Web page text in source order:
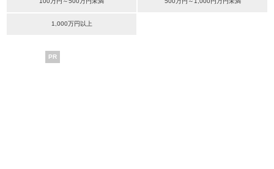
1,000万円以上
PR